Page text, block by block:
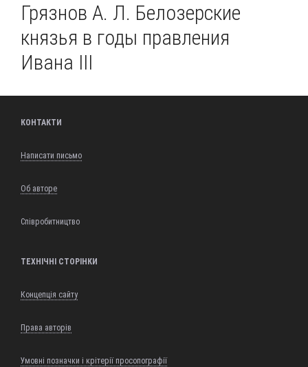
Грязнов А. Л. Белозерские
князья в годы правления
Ивана III
КОНТАКТИ
Написати письмо
Об авторе
Співробитництво
ТЕХНІЧНІ СТОРІНКИ
Концепція сайту
Права авторів
Умовні позначки і крітерії просопографії